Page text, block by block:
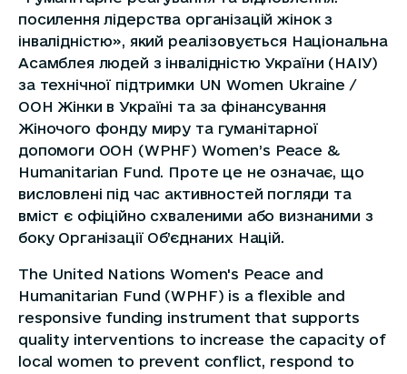
посилення лідерства організацій жінок з
інвалідністю», який реалізовується Національна
Асамблея людей з інвалідністю України (НАІУ)
за технічної підтримки UN Women Ukraine /
ООН Жінки в Україні та за фінансування
Жіночого фонду миру та гуманітарної
допомоги ООН (WPHF) Women’s Peace &
Humanitarian Fund. Проте це не означає, що
висловлені під час активностей погляди та
вміст є офіційно схваленими або визнаними з
боку Організації Об’єднаних Націй.
The United Nations Women's Peace and
Humanitarian Fund (WPHF) is a flexible and
responsive funding instrument that supports
quality interventions to increase the capacity of
local women to prevent conflict, respond to